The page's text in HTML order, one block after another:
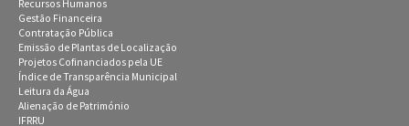
Recursos Humanos
Gestão Financeira
Contratação Pública
Emissão de Plantas de Localização
Projetos Cofinanciados pela UE
Índice de Transparência Municipal
Leitura da Água
Alienação de Património
IFRRU